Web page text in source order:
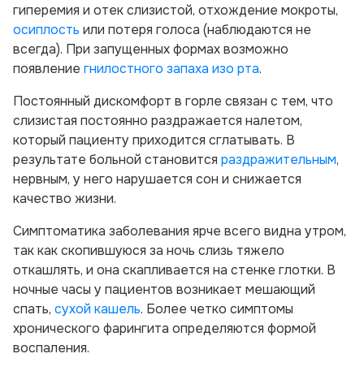
гиперемия и отек слизистой, отхождение мокроты,
осиплость или потеря голоса (наблюдаются не
всегда). При запущенных формах возможно
появление гнилостного запаха изо рта.
Постоянный дискомфорт в горле связан с тем, что
слизистая постоянно раздражается налетом,
который пациенту приходится сглатывать. В
результате больной становится раздражительным,
нервным, у него нарушается сон и снижается
качество жизни.
Симптоматика заболевания ярче всего видна утром,
так как скопившуюся за ночь слизь тяжело
откашлять, и она скапливается на стенке глотки. В
ночные часы у пациентов возникает мешающий
спать, сухой кашель. Более четко симптомы
хронического фарингита определяются формой
воспаления.